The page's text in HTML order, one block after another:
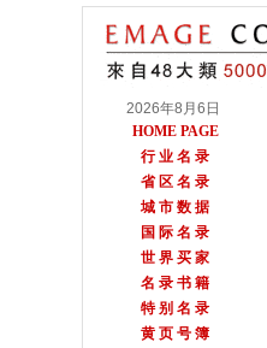
2026年8月6日
HOME PAGE
行 业 名 录
省 区 名 录
城 市 数 据
国 际 名 录
世 界 买 家
名 录 书 籍
特 别 名 录
黄 页 号 簿